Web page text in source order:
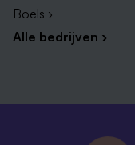
Boels ›
Alle bedrijven ›